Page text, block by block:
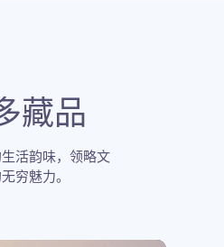
藏品
活韵味，领略文
穷魅力。